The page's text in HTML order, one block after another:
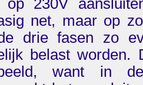
op 230V
net, maar op
drie fasen zo
belast worden.
want in